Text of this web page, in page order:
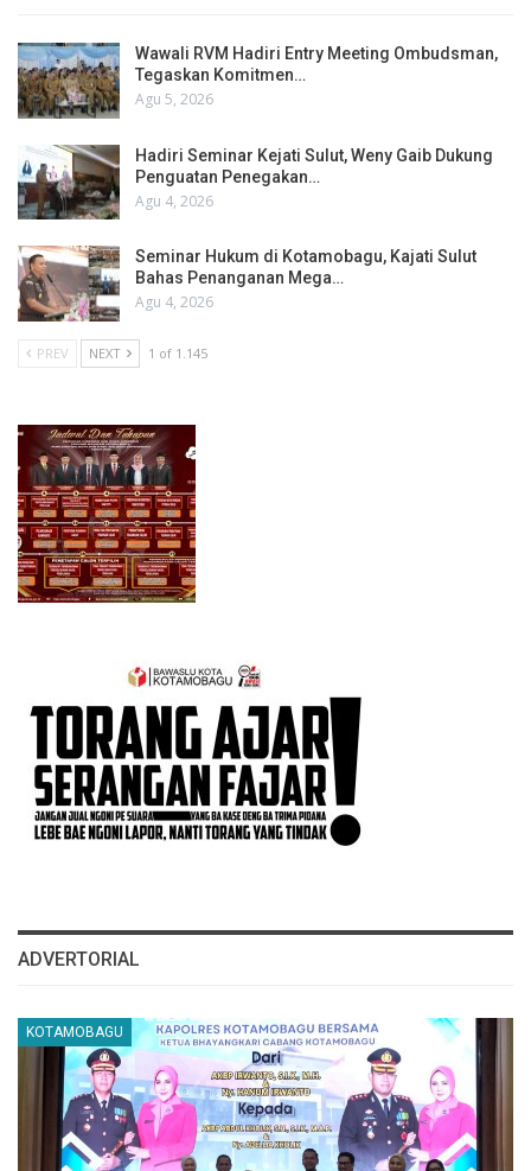
Wawali RVM Hadiri Entry Meeting Ombudsman,
Tegaskan Komitmen…
Agu 5, 2026
Hadiri Seminar Kejati Sulut, Weny Gaib Dukung
Penguatan Penegakan…
Agu 4, 2026
Seminar Hukum di Kotamobagu, Kajati Sulut
Bahas Penanganan Mega…
Agu 4, 2026
PREV NEXT 1 of 1.145
ADVERTORIAL
KOTAMOBAGU